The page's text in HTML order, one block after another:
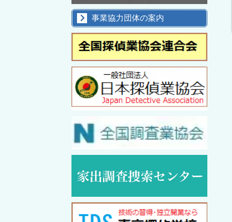
事業協力団体の案内